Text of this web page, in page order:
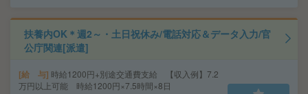
扶養内OK＊週2～・土日祝休み/電話対応＆データ入力/官
公庁関連[派遣]
給 与 時給1200円+別途交通費支給 【収入例】7.2
万円以上可能 時給1200円×7.5時間×8日